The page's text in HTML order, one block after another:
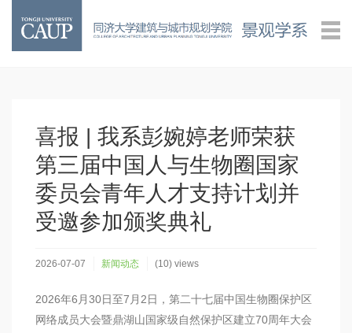
喜报 | 我系彭婉婷老师荣获
第三届中国人与生物圈国家
委员会青年人才支持计划并
受邀参加颁奖典礼
2026-07-07 新闻动态 (10) views
2026年6月30日至7月2日，第二十七届中国生物圈保护区
网络成员大会暨鼎湖山国家级自然保护区建立70周年大会